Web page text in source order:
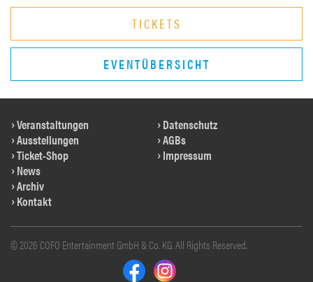
TICKETS
EVENTÜBERSICHT
Veranstaltungen
Ausstellungen
Ticket-Shop
News
Archiv
Kontakt
Datenschutz
AGBs
Impressum
© 2026 COFO Entertainment GmbH & Co. KG. All Rights Reserved.